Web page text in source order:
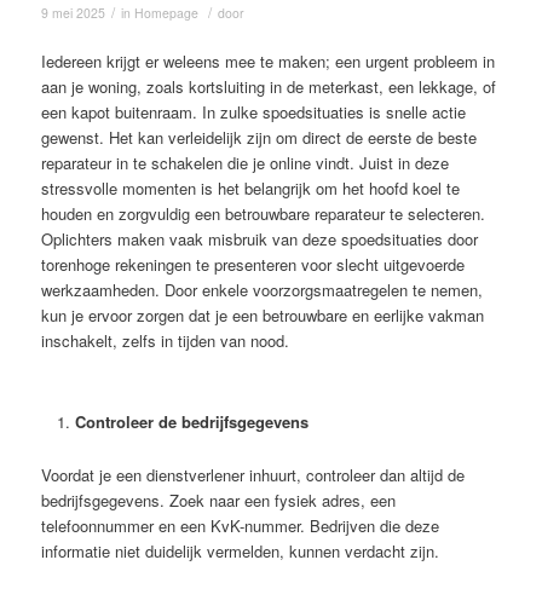
9 mei 2025 / in Homepage / door
Iedereen krijgt er weleens mee te maken; een urgent probleem in
aan je woning, zoals kortsluiting in de meterkast, een lekkage, of
een kapot buitenraam. In zulke spoedsituaties is snelle actie
gewenst. Het kan verleidelijk zijn om direct de eerste de beste
reparateur in te schakelen die je online vindt. Juist in deze
stressvolle momenten is het belangrijk om het hoofd koel te
houden en zorgvuldig een betrouwbare reparateur te selecteren.
Oplichters maken vaak misbruik van deze spoedsituaties door
torenhoge rekeningen te presenteren voor slecht uitgevoerde
werkzaamheden. Door enkele voorzorgsmaatregelen te nemen,
kun je ervoor zorgen dat je een betrouwbare en eerlijke vakman
inschakelt, zelfs in tijden van nood.
Controleer de bedrijfsgegevens
Voordat je een dienstverlener inhuurt, controleer dan altijd de
bedrijfsgegevens. Zoek naar een fysiek adres, een
telefoonnummer en een KvK-nummer. Bedrijven die deze
informatie niet duidelijk vermelden, kunnen verdacht zijn.